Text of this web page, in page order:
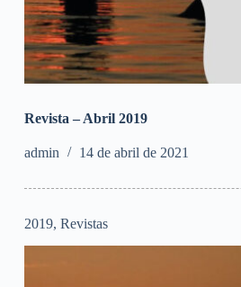
Revista – Abril 2019
admin 14 de abril de 2021
2019, Revistas